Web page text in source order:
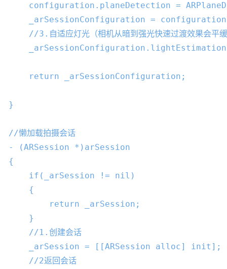
configuration.planeDetection =
_arSessionConfiguration =
//3.自适应灯光（相机从暗到强光快速过渡效果会平
_arSessionConfiguration
    return
_arSessionConfiguration ;
}
//懒加载拍摄会话
- (ARSession *)arSession
{
if ( _arSession != nil )
    {
        return
_arSession ;
    }
//1.创建会话
_arSession = [[ARSession alloc] init];
//2返回会话